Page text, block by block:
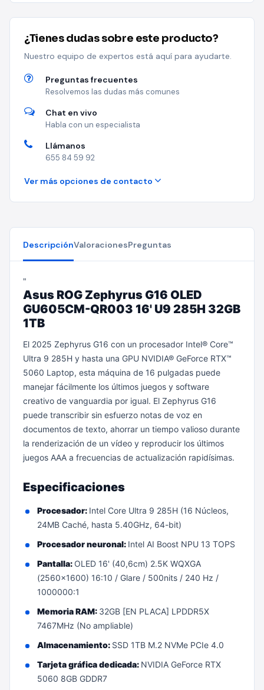
¿Tienes dudas sobre este producto?
Nuestro equipo de expertos está aquí para ayudarte.
Preguntas frecuentes
Resolvemos las dudas más comunes
Chat en vivo
Habla con un especialista
Llámanos
655 84 59 92
Ver más opciones de contacto
DescripciónValoracionesPreguntas
"
Asus ROG Zephyrus G16 OLED
GU605CM-QR003 16' U9 285H 32GB
1TB
El 2025 Zephyrus G16 con un procesador Intel® Core™
Ultra 9 285H y hasta una GPU NVIDIA® GeForce RTX™
5060 Laptop, esta máquina de 16 pulgadas puede
manejar fácilmente los últimos juegos y software
creativo de vanguardia por igual. El Zephyrus G16
puede transcribir sin esfuerzo notas de voz en
documentos de texto, ahorrar un tiempo valioso durante
la renderización de un vídeo y reproducir los últimos
juegos AAA a frecuencias de actualización rapidísimas.
Especificaciones
Procesador: Intel Core Ultra 9 285H (16 Núcleos,
24MB Caché, hasta 5.40GHz, 64-bit)
Procesador neuronal: Intel AI Boost NPU 13 TOPS
Pantalla: OLED 16' (40,6cm) 2.5K WQXGA
(2560x1600) 16:10 / Glare / 500nits / 240 Hz /
1000000:1
Memoria RAM: 32GB [EN PLACA] LPDDR5X
7467MHz (No ampliable)
Almacenamiento: SSD 1TB M.2 NVMe PCIe 4.0
Tarjeta gráfica dedicada: NVIDIA GeForce RTX
5060 8GB GDDR7